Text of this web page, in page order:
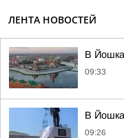
ЛЕНТА НОВОСТЕЙ
В
09:33
В
09:26